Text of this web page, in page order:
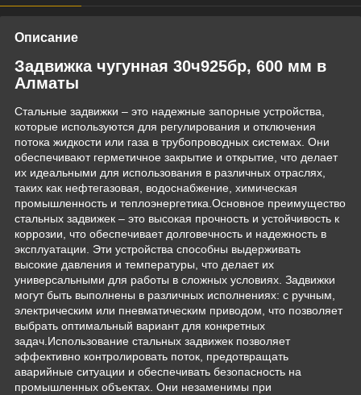
Описание
Задвижка чугунная 30ч925бр, 600 мм в
Алматы
Стальные задвижки – это надежные запорные устройства,
которые используются для регулирования и отключения
потока жидкости или газа в трубопроводных системах. Они
обеспечивают герметичное закрытие и открытие, что делает
их идеальными для использования в различных отраслях,
таких как нефтегазовая, водоснабжение, химическая
промышленность и теплоэнергетика.Основное преимущество
стальных задвижек – это высокая прочность и устойчивость к
коррозии, что обеспечивает долговечность и надежность в
эксплуатации. Эти устройства способны выдерживать
высокие давления и температуры, что делает их
универсальными для работы в сложных условиях. Задвижки
могут быть выполнены в различных исполнениях: с ручным,
электрическим или пневматическим приводом, что позволяет
выбрать оптимальный вариант для конкретных
задач.Использование стальных задвижек позволяет
эффективно контролировать поток, предотвращать
аварийные ситуации и обеспечивать безопасность на
промышленных объектах. Они незаменимы при